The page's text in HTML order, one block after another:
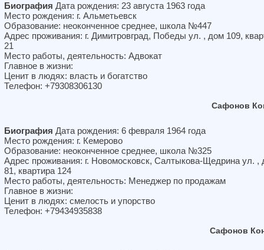
Биография Дата рождения: 23 августа 1963 года
Место рождения: г. Альметьевск
Образование: неоконченное среднее, школа №447
Адрес проживания: г. Димитровград, Победы ул. , дом 109,
21
Место работы, деятельность: Адвокат
Главное в жизни:
Ценит в людях: власть и богатство
Телефон: +79308306130
Сафонов
Биография Дата рождения: 6 февраля 1964 года
Место рождения: г. Кемерово
Образование: неоконченное среднее, школа №325
Адрес проживания: г. Новомосковск, Салтыкова-Щедрина ул. ,
81, квартира 124
Место работы, деятельность: Менеджер по продажам
Главное в жизни:
Ценит в людях: смелость и упорство
Телефон: +79434935838
Сафонов